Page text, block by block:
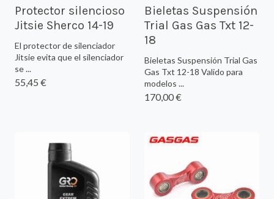
Protector silencioso
Jitsie Sherco 14-19
El protector de silenciador
Jitsie evita que el silenciador
se ...
55,45 €
Bieletas Suspensión
Trial Gas Gas Txt 12-
18
Bieletas Suspensión Trial Gas
Gas Txt 12-18 Valido para
modelos ...
170,00 €